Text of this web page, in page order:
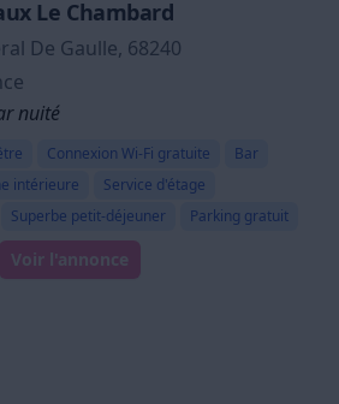
Le Chambard
De Gaulle, 68240
nuité
Connexion Wi-Fi gratuite
Bar
intérieure
Service d'étage
Superbe petit-déjeuner Parking gratuit
Voir l'annonce